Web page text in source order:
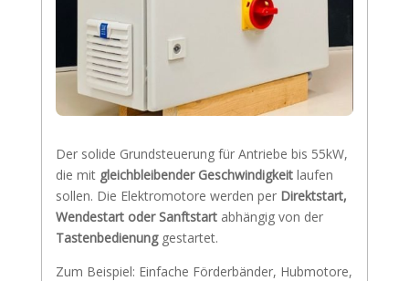
Der solide Grundsteuerung für Antriebe bis 55kW,
die mit gleichbleibender Geschwindigkeitlaufen
sollen. Die Elektromotore werden per Direktstart,
Wendestart oder Sanftstartabhängig von der
Tastenbedienunggestartet.
Zum Beispiel: Einfache Förderbänder, Hubmotore,